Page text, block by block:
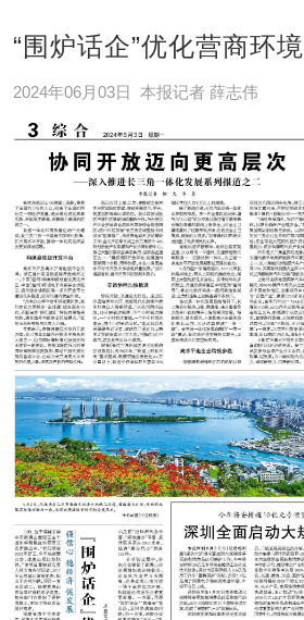
“围炉话企”优化营商环境
2024年06月03日 本报记者 薛志伟